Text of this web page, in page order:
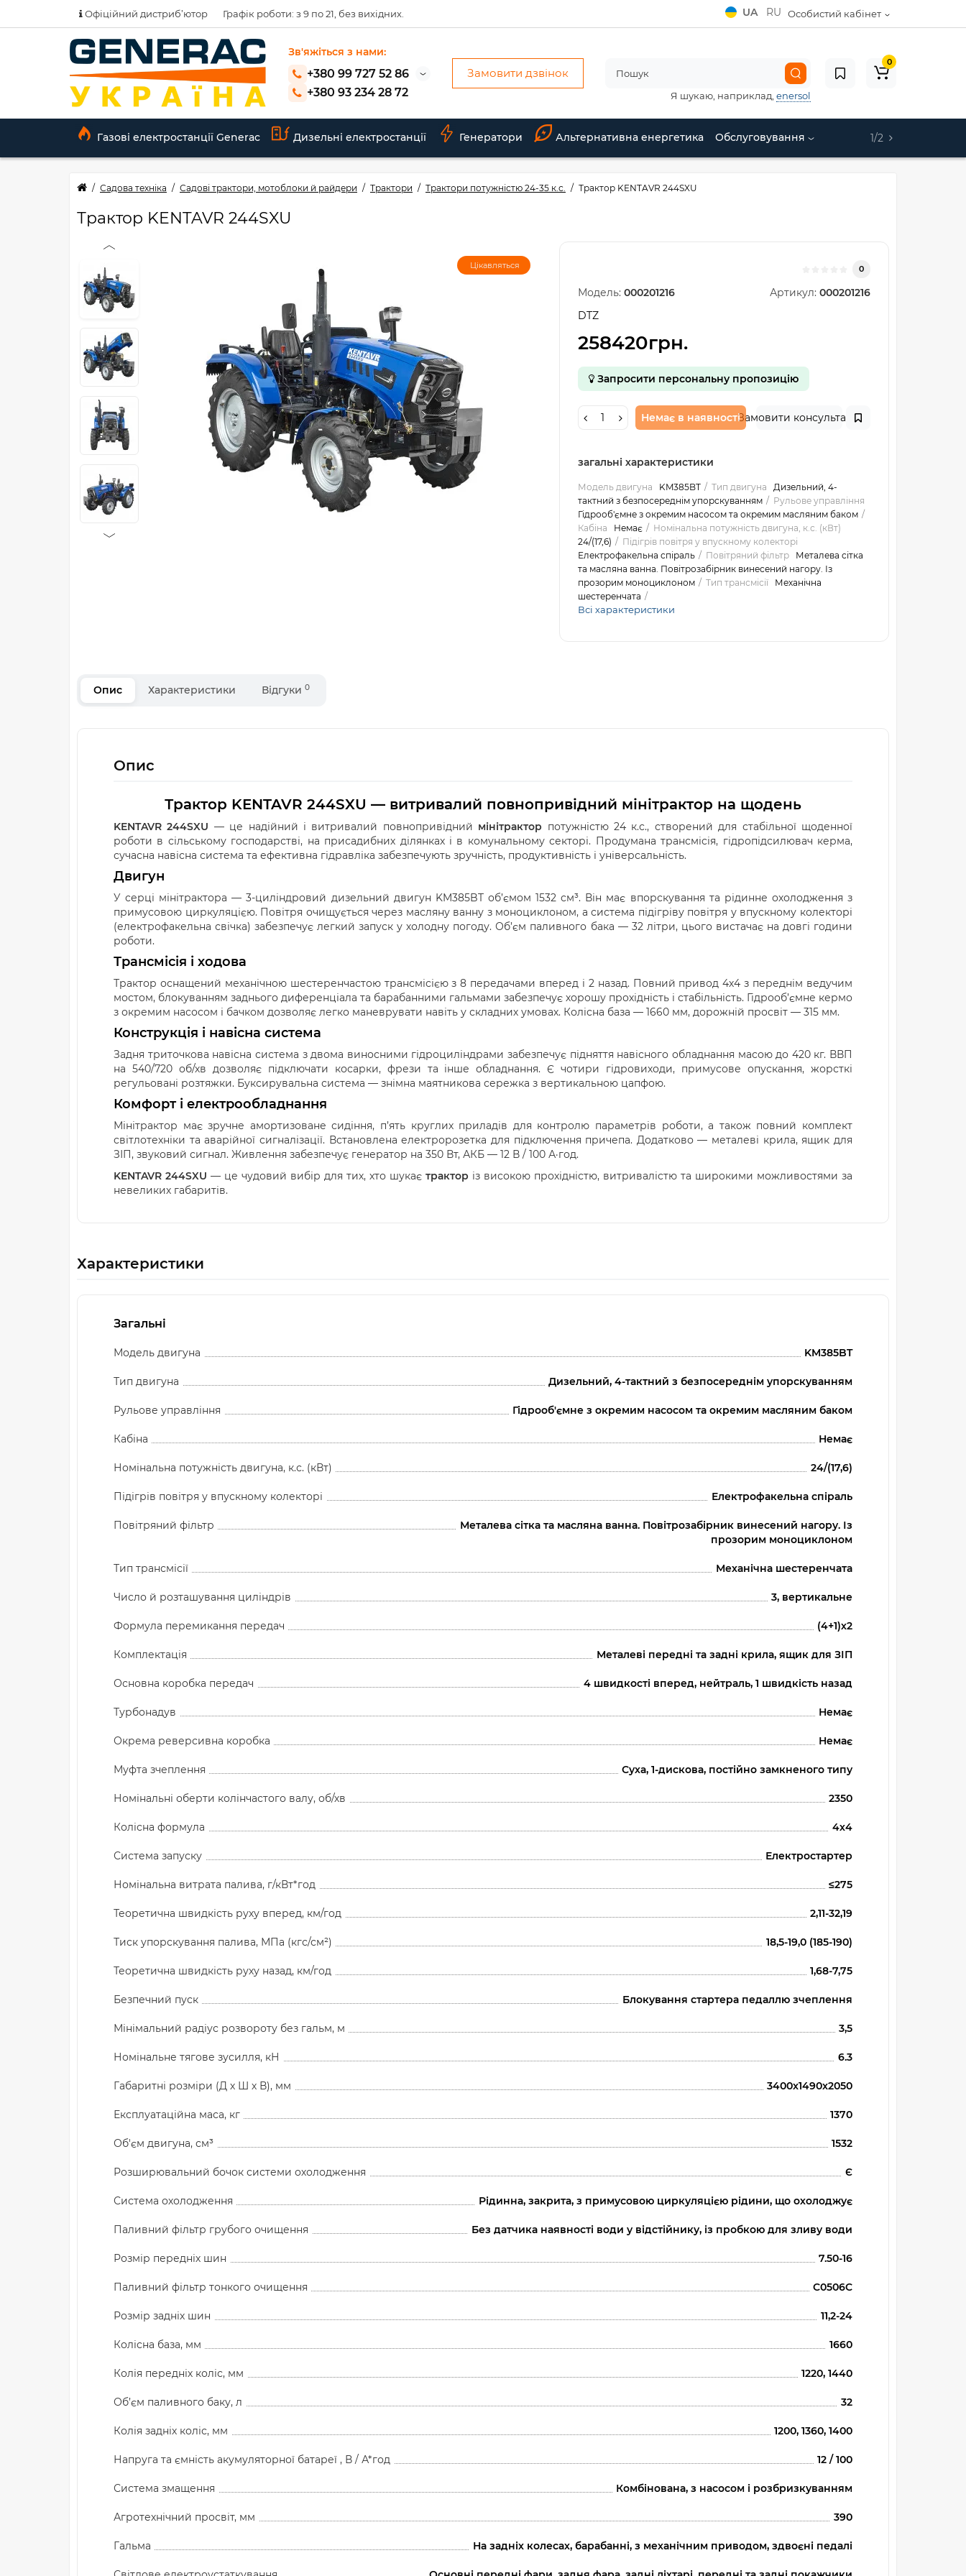
Офіційний дистриб’ютор Графік роботи: з 9 по 21, без вихідних. Особистий кабінет
UA RU
Зв'яжіться з нами:
+380 99 727 52 86
+380 93 234 28 72
Замовити дзвінок
Я шукаю, наприклад, enersol
0
Газові електростанції Generac Дизельні електростанції Генератори Альтернативна енергетика Обслуговування 1/2
Садова техніка Садові трактори, мотоблоки й райдери Трактори Трактори потужністю 24-35 к.с. Трактор KENTAVR 244SXU
Трактор KENTAVR 244SXU
Цікавляться 0
Модель: 000201216 Артикул: 000201216
DTZ
258420грн.
Запросити персональну пропозицію
Немає в наявностіЗамовити консультацію
загальні характеристики
Модель двигуна KM385BT Тип двигуна
Дизельний, 4-
тактний з безпосереднім упорскуванням
Рульове управління
Гідрооб'ємне з окремим насосом та окремим масляним баком
Кабіна
Немає
Номінальна потужність двигуна, к.с. (кВт)
24/(17,6)
Підігрів повітря у впускному колекторі
Електрофакельна спіраль
Повітряний фільтр
Металева сітка
та масляна ванна. Повітрозабірник винесений нагору. Із
прозорим моноциклоном
Тип трансмісії
Механічна
шестеренчата
Всі характеристики
Опис Характеристики Відгуки 0
Опис
Трактор KENTAVR 244SXU — витривалий повнопривідний мінітрактор на щодень
KENTAVR 244SXU — це надійний і витривалий повнопривідний мінітрактор потужністю 24 к.с., створений для стабільної щоденної
роботи в сільському господарстві, на присадибних ділянках і в комунальному секторі. Продумана трансмісія, гідропідсилювач керма,
сучасна навісна система та ефективна гідравліка забезпечують зручність, продуктивність і універсальність.
Двигун
У серці мінітрактора — 3-циліндровий дизельний двигун KM385BT об’ємом 1532 см³. Він має впорскування та рідинне охолодження з
примусовою циркуляцією. Повітря очищується через масляну ванну з моноциклоном, а система підігріву повітря у впускному колекторі
(електрофакельна свічка) забезпечує легкий запуск у холодну погоду. Об’єм паливного бака — 32 літри, цього вистачає на довгі години
роботи.
Трансмісія і ходова
Трактор оснащений механічною шестеренчастою трансмісією з 8 передачами вперед і 2 назад. Повний привод 4х4 з переднім ведучим
мостом, блокуванням заднього диференціала та барабанними гальмами забезпечує хорошу прохідність і стабільність. Гідрооб’ємне кермо
з окремим насосом і бачком дозволяє легко маневрувати навіть у складних умовах. Колісна база — 1660 мм, дорожній просвіт — 315 мм.
Конструкція і навісна система
Задня триточкова навісна система з двома виносними гідроциліндрами забезпечує підняття навісного обладнання масою до 420 кг. ВВП
на 540/720 об/хв дозволяє підключати косарки, фрези та інше обладнання. Є чотири гідровиходи, примусове опускання, жорсткі
регульовані розтяжки. Буксирувальна система — знімна маятникова сережка з вертикальною цапфою.
Комфорт і електрообладнання
Мінітрактор має зручне амортизоване сидіння, п’ять круглих приладів для контролю параметрів роботи, а також повний комплект
світлотехніки та аварійної сигналізації. Встановлена електророзетка для підключення причепа. Додатково — металеві крила, ящик для
ЗІП, звуковий сигнал. Живлення забезпечує генератор на 350 Вт, АКБ — 12 В / 100 А·год.
KENTAVR 244SXU — це чудовий вибір для тих, хто шукає трактор із високою прохідністю, витривалістю та широкими можливостями за
невеликих габаритів.
Характеристики
Загальні
Модель двигуна KM385BT
Тип двигуна Дизельний, 4-тактний з безпосереднім упорскуванням
Рульове управління Гідрооб'ємне з окремим насосом та окремим масляним баком
Кабіна Немає
Номінальна потужність двигуна, к.с. (кВт) 24/(17,6)
Підігрів повітря у впускному колекторі Електрофакельна спіраль
Повітряний фільтр
Металева сітка та масляна ванна. Повітрозабірник винесений нагору. Із
прозорим моноциклоном
Тип трансмісії Механічна шестеренчата
Число й розташування циліндрів 3, вертикальне
Формула перемикання передач (4+1)х2
Комплектація Металеві передні та задні крила, ящик для ЗІП
Основна коробка передач 4 швидкості вперед, нейтраль, 1 швидкість назад
Турбонадув Немає
Окрема реверсивна коробка Немає
Муфта зчеплення Суха, 1-дискова, постійно замкненого типу
Номінальні оберти колінчастого валу, об/хв 2350
Колісна формула 4х4
Система запуску Електростартер
Номінальна витрата палива, г/кВт*год ≤275
Теоретична швидкість руху вперед, км/год 2,11-32,19
Тиск упорскування палива, МПа (кгс/см²) 18,5-19,0 (185-190)
Теоретична швидкість руху назад, км/год 1,68-7,75
Безпечний пуск Блокування стартера педаллю зчеплення
Мінімальний радіус розвороту без гальм, м 3,5
Номінальне тягове зусилля, кН 6.3
Габаритні розміри (Д х Ш х В), мм 3400x1490x2050
Експлуатаційна маса, кг 1370
Об'єм двигуна, см³ 1532
Розширювальний бочок системи охолодження Є
Система охолодження Рідинна, закрита, з примусовою циркуляцією рідини, що охолоджує
Паливний фільтр грубого очищення Без датчика наявності води у відстійнику, із пробкою для зливу води
Розмір передніх шин 7.50-16
Паливний фільтр тонкого очищення C0506C
Розмір задніх шин 11,2-24
Колісна база, мм 1660
Колія передніх коліс, мм 1220, 1440
Об’єм паливного баку, л 32
Колія задніх коліс, мм 1200, 1360, 1400
Напруга та ємність акумуляторної батареї , В / А*год 12 / 100
Система змащення Комбінована, з насосом і розбризкуванням
Агротехнічний просвіт, мм 390
Гальма На задніх колесах, барабанні, з механічним приводом, здвоєні педалі